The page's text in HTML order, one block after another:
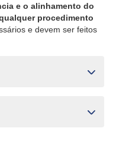
e o alinhamento do
procedimento
e devem ser feitos